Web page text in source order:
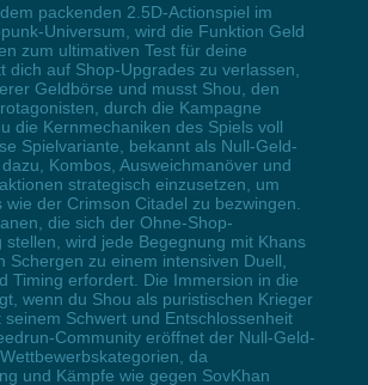
packenden 2.5D-Actionspiel im
Universum, wird die Funktion Geld
zum ultimativen Test für deine
dich auf Shop-Upgrades zu verlassen,
Geldbörse und musst Shou, den
durch die Kampagne
die Kernmechaniken des Spiels voll
Spielvariante, bekannt als Null-Geld-
Kombos, Ausweichmanöver und
strategisch einzusetzen, um
der Crimson Citadel zu bezwingen.
die sich der Ohne-Shop-
stellen, wird jede Begegnung mit Khans
Schergen zu einem intensiven Duell,
Timing erfordert. Die Immersion in die
wenn du Shou als puristischen Krieger
Schwert und Entschlossenheit
Community eröffnet der Null-Geld-
da
und Kämpfe wie gegen SovKhan